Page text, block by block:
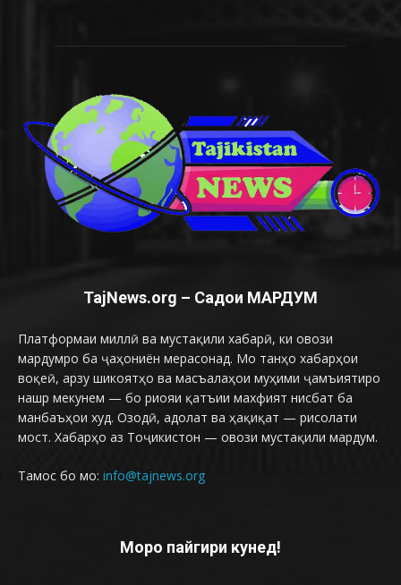
TajNews.org – Садои МАРДУМ
Платформаи миллӣ ва мустақили хабарӣ, ки овози
мардумро ба ҷаҳониён мерасонад. Мо танҳо хабарҳои
воқеӣ, арзу шикоятҳо ва масъалаҳои муҳими ҷамъиятиро
нашр мекунем — бо риояи қатъии махфият нисбат ба
манбаъҳои худ. Озодӣ, адолат ва ҳақиқат — рисолати
мост. Хабарҳо аз Тоҷикистон — овози мустақили мардум.
Тамос бо мо: info@tajnews.org
Моро пайгири кунед!